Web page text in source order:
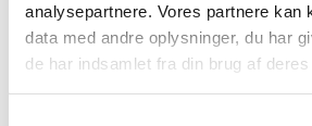
analysepartnere. Vores partnere kan
data med andre oplysninger, du har
de har indsamlet fra din brug af deres
Friluftsgudstjeneste og kirkerod
Anlægget sammen med
Midtjydsk Festival